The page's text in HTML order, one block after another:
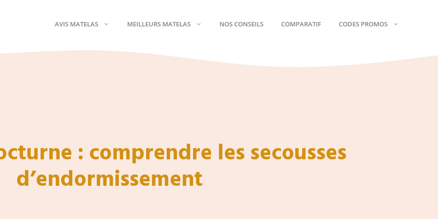
AVIS MATELAS MEILLEURS MATELAS
Matelas 160×190
Mémoire De Forme Matelas Fermes
Matelas Bébé
NOS CONSEILS COMPARATIF CODES PROMOS
: comprendre les secousses
d’endormissement